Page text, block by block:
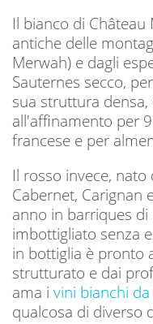
Il bianco di
antiche delle
Merwah) e dagli
Sauternes secco,
sua struttura
all'affinamento per
francese e per
Il rosso invece,
Cabernet, Carignan
anno in barriques
imbottigliato senza
in bottiglia è pronto
strutturato e dai
ama i vini bianchi
qualcosa di diverso